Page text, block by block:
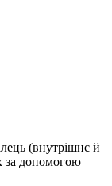
(внутрішнє й
за допомогою